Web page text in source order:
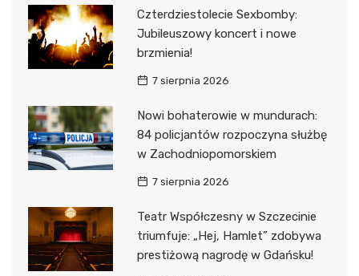
Czterdziestolecie Sexbomby:
Jubileuszowy koncert i nowe
brzmienia!
7 sierpnia 2026
Nowi bohaterowie w mundurach:
84 policjantów rozpoczyna służbę
w Zachodniopomorskiem
7 sierpnia 2026
Teatr Współczesny w Szczecinie
triumfuje: „Hej, Hamlet” zdobywa
prestiżową nagrodę w Gdańsku!